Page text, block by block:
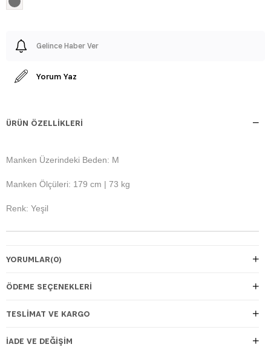
Gelince Haber Ver
Yorum Yaz
ÜRÜN ÖZELLIKLERI
Manken Üzerindeki Beden: M
Manken Ölçüleri: 179 cm | 73 kg
Renk: Yeşil
YORUMLAR(0)
ÖDEME SEÇENEKLERI
TESLIMAT VE KARGO
İADE VE DEĞIŞIM